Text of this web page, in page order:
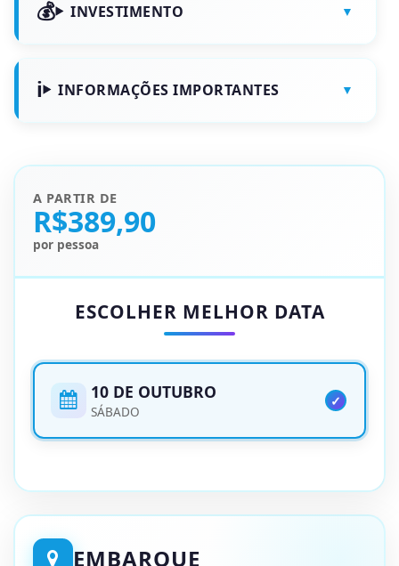
INVESTIMENTO
INFORMAÇÕES IMPORTANTES
A PARTIR DE
R$389,90
por pessoa
ESCOLHER MELHOR DATA
10 DE OUTUBRO
SÁBADO
EMBARQUE